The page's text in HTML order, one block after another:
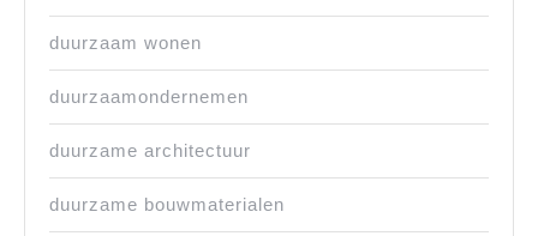
duurzaam wonen
duurzaamondernemen
duurzame architectuur
duurzame bouwmaterialen